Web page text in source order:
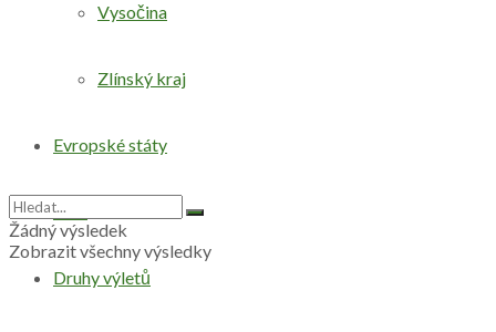
Vysočina
Zlínský kraj
Evropské státy
Svět
Druhy výletů
Žádný výsledek
Zobrazit všechny výsledky